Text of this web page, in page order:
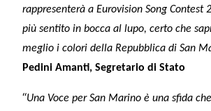
rappresenterà a Eurovision Song Contest
più sentito in bocca al lupo, certo che
meglio i colori della Repubblica di San
Pedini Amanti, Segretario di Stato
“Una Voce per San Marino è una sfida